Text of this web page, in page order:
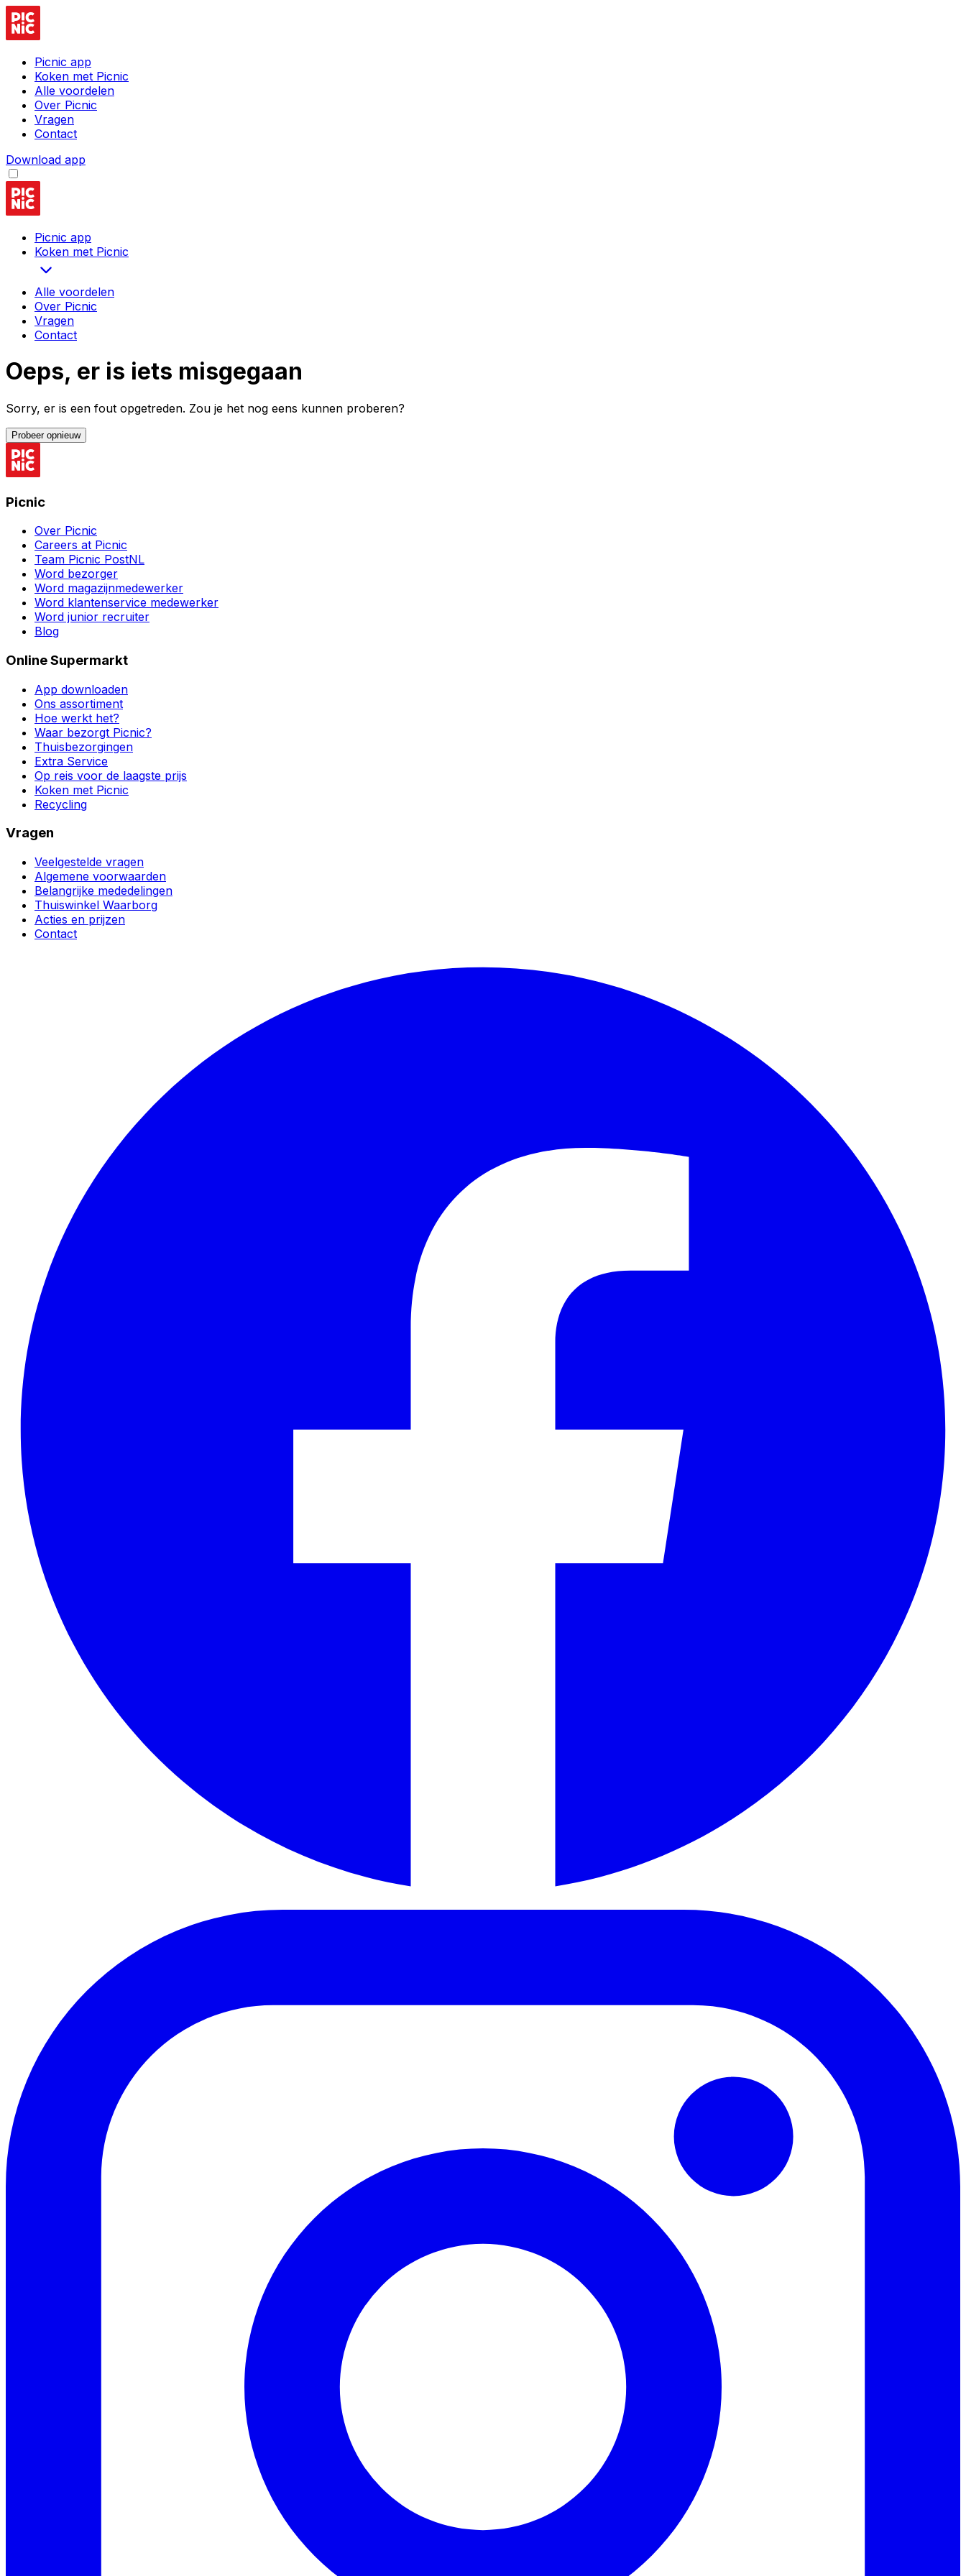
Picnic app
Koken met Picnic
Alle voordelen
Over Picnic
Vragen
Contact
Download app
Picnic app
Koken met Picnic
Alle voordelen
Over Picnic
Vragen
Contact
Oeps, er is iets misgegaan
Sorry, er is een fout opgetreden. Zou je het nog eens kunnen proberen?
Probeer opnieuw
Picnic
Over Picnic
Careers at Picnic
Team Picnic PostNL
Word bezorger
Word magazijnmedewerker
Word klantenservice medewerker
Word junior recruiter
Blog
Online Supermarkt
App downloaden
Ons assortiment
Hoe werkt het?
Waar bezorgt Picnic?
Thuisbezorgingen
Extra Service
Op reis voor de laagste prijs
Koken met Picnic
Recycling
Vragen
Veelgestelde vragen
Algemene voorwaarden
Belangrijke mededelingen
Thuiswinkel Waarborg
Acties en prijzen
Contact